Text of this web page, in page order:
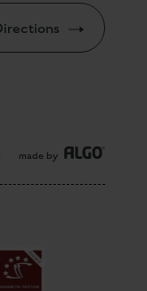
made by